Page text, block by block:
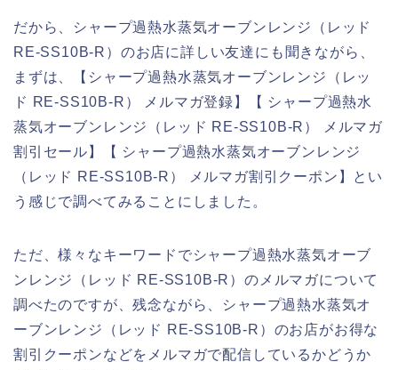
だから、シャープ過熱水蒸気オーブンレンジ（レッド
RE-SS10B-R）のお店に詳しい友達にも聞きながら、
まずは、【シャープ過熱水蒸気オーブンレンジ（レッ
ド RE-SS10B-R） メルマガ登録】【 シャープ過熱水
蒸気オーブンレンジ（レッド RE-SS10B-R） メルマガ
割引セール】【 シャープ過熱水蒸気オーブンレンジ
（レッド RE-SS10B-R） メルマガ割引クーポン】とい
う感じで調べてみることにしました。
ただ、様々なキーワードでシャープ過熱水蒸気オーブ
ンレンジ（レッド RE-SS10B-R）のメルマガについて
調べたのですが、残念ながら、シャープ過熱水蒸気オ
ーブンレンジ（レッド RE-SS10B-R）のお店がお得な
割引クーポンなどをメルマガで配信しているかどうか